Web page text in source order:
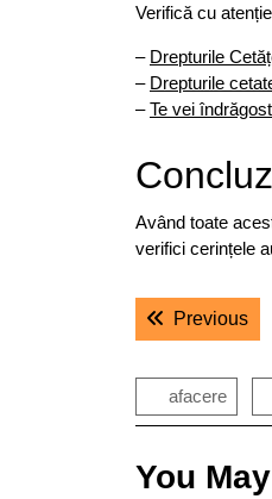
Verifică cu
– Drepturile
– Drepturile
–Te vei
Având toate
verifici cerințele
Navigare
în
articole
Previous
afacere
You